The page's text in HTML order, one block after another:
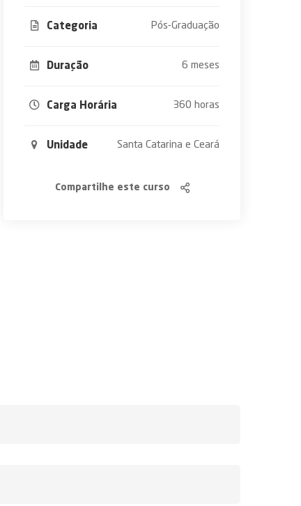
Categoria Pós-Graduação
Duração 6 meses
Carga Horária 360 horas
Unidade Santa Catarina e Ceará
Compartilhe este curso